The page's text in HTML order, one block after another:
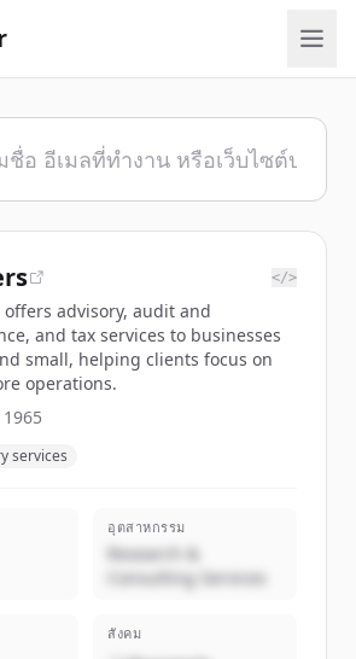
</>
offers advisory, audit and
and tax services to businesses
small, helping clients focus on
operations.
1965
services
อุตสาหกรรม
Research &
Consulting Services
สังคม